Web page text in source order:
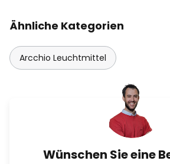
Ähnliche Kategorien
Arcchio Leuchtmittel
Wünschen Sie eine